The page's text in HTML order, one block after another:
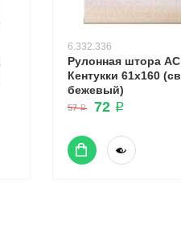
6.332.336
Рулонная штора
Кентукки 61x160
бежевый)
57 ₽ 72 ₽